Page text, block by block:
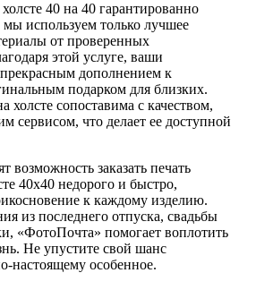
40 на 40 гарантированно
мы используем только лучшее
от проверенных
этой услуге, ваши
дополнением к
подарком для близких.
холсте сопоставима с качеством,
сервисом, что делает ее доступной
заказать печать
40х40 недорого и быстро,
к каждому изделию.
из последнего отпуска, свадьбы
«ФотоПочта» помогает воплотить
Не упустите свой шанс
настоящему особенное.